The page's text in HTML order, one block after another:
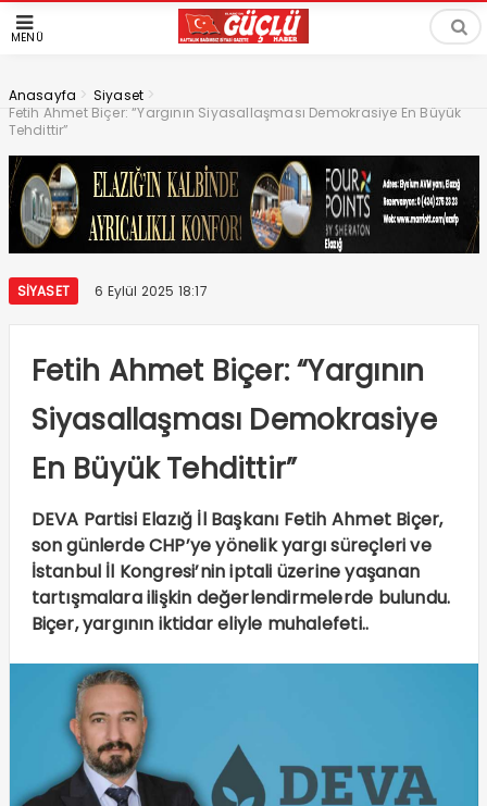
MENÜ
Anasayfa > Siyaset >
Fetih Ahmet Biçer: “Yargının Siyasallaşması Demokrasiye En Büyük
Tehdittir”
SIYASET 6 Eylül 2025 18:17
Fetih Ahmet Biçer: “Yargının
Siyasallaşması Demokrasiye
En Büyük Tehdittir”
DEVA Partisi Elazığ İl Başkanı Fetih Ahmet Biçer,
son günlerde CHP’ye yönelik yargı süreçleri ve
İstanbul İl Kongresi’nin iptali üzerine yaşanan
tartışmalara ilişkin değerlendirmelerde bulundu.
Biçer, yargının iktidar eliyle muhalefeti..